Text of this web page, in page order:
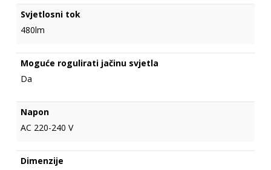
Svjetlosni tok
480lm
Moguće rogulirati jačinu svjetla
Da
Napon
AC 220-240 V
Dimenzije